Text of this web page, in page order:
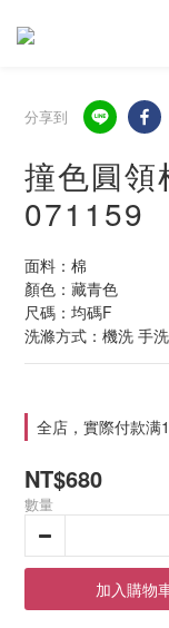
分享到
撞色圓領
071159
面料：棉
顏色：藏青色
尺碼：均碼F
洗滌方式：機洗 手
全店，實際付款满
NT$680
數量
加入購物